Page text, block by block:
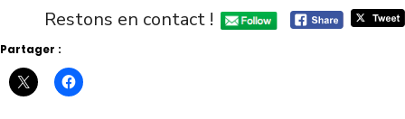
Restons en contact !
Partager :